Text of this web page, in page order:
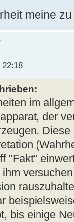
meine
22:18
im
der
"Fakt"
bis einige